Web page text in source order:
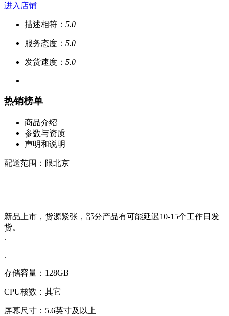
进入店铺
描述相符： 5.0
服务态度： 5.0
发货速度： 5.0
热销榜单
商品介绍
参数与资质
声明和说明
配送范围：限北京
新品上市，货源紧张，部分产品有可能延迟10-15个工作日发
货。
.
.
存储容量：128GB
CPU核数：其它
屏幕尺寸：5.6英寸及以上